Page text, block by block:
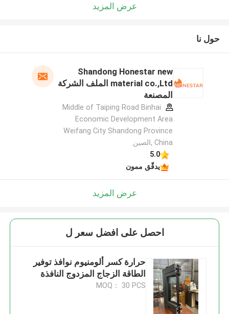
عرض المزيد
حول نا
Shandong Honestar new
material co.,Ltd الملف الشركة
المصنعة
Middle of Taiping Road Binhai
Economic Development Area
Weifang City Shandong Province
China ,الصين
5.0
يدقّق ممون
عرض المزيد
احصل على افضل سعر ل
حرارة كسر ألومنيوم نوافذ توفير
الطاقة الزجاج المزدوج النافذة
MOQ： 30 PCS